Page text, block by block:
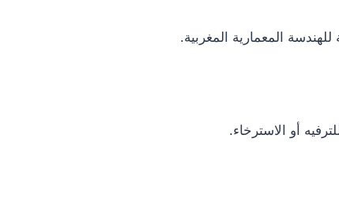
المعمارية المغربية.
أو الاسترخاء.